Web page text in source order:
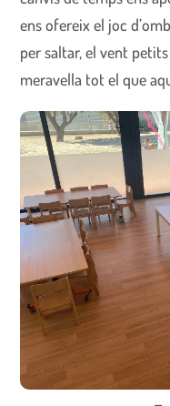
ens ofereix el joc
per saltar, el vent
meravella tot el que